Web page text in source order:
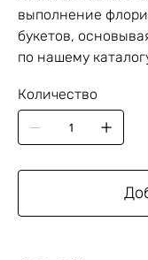
выполнение
букетов,
по нашему
Количество